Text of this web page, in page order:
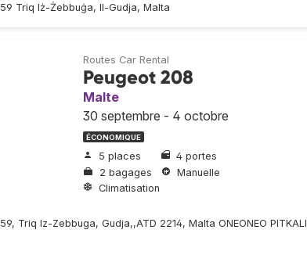
59 Triq Iż-Żebbuġa, Il-Gudja, Malta
Routes Car Rental
Peugeot 208
Malte
30 septembre - 4 octobre
ÉCONOMIQUE
5 places
4 portes
2 bagages
Manuelle
Climatisation
59, Triq Iz-Zebbuga, Gudja,,ATD 2214, Malta ONEONEO PITKALI